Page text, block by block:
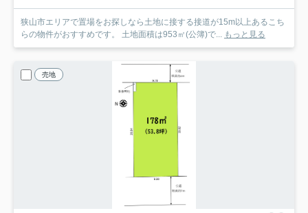
狭山市エリアで置場をお探しなら土地に接する接道が15m以上あるこち
らの物件がおすすめです。 土地面積は953㎡(公簿)で... もっと見る
売地